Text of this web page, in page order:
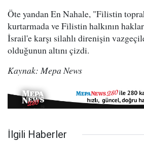
Öte yandan En Nahale, "Filistin
kurtarmada ve Filistin halkının
İsrail'e karşı silahlı direnişin
olduğunun altını çizdi.
Kaynak: Mepa News
İlgili Haberler